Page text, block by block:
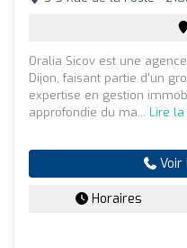
Oralia Sicov est une
Dijon, faisant partie d'un
expertise en gestion
approfondie du ma... Lire la
Voir
Horaires